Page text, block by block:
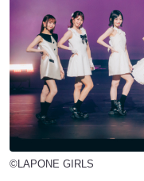
©LAPONE GIRLS